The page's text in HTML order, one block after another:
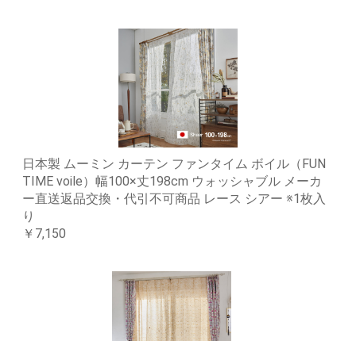
日本製 ムーミン カーテン ファンタイム ボイル（FUN
TIME voile）幅100×丈198cm ウォッシャブル メーカ
ー直送返品交換・代引不可商品 レース シアー ※1枚入
り
￥7,150